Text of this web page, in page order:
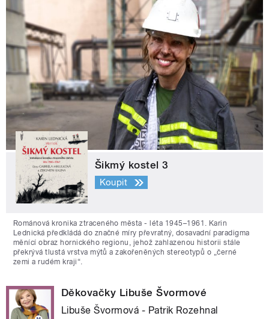
Šikmý kostel 3
Koupit
Románová kronika ztraceného města - léta 1945–1961. Karin
Lednická předkládá do značné míry převratný, dosavadní paradigma
měnící obraz hornického regionu, jehož zahlazenou historii stále
překrývá tlustá vrstva mýtů a zakořeněných stereotypů o „černé
zemi a rudém kraji“.
Děkovačky Libuše Švormové
Libuše Švormová - Patrik Rozehnal